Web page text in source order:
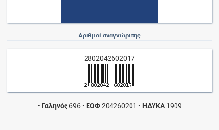
Αριθμοί αναγνώρισης
2802042602017
• Γαληνός696 • ΕΟΦ204260201 • ΗΔΥΚΑ1909